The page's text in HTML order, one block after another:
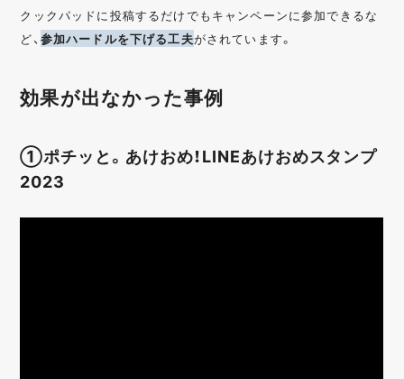
クックパッドに投稿するだけでもキャンペーンに参加できるな
ど、参加ハードルを下げる工夫がされています。
効果が出なかった事例
①ポチッと。あけおめ！LINEあけおめスタンプ
2023